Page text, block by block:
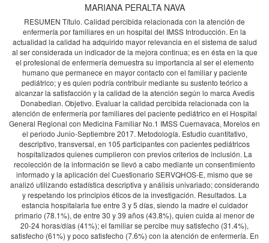
MARIANA PERALTA NAVA
RESUMEN Título. Calidad percibida relacionada con la atención de
enfermería por familiares en un hospital del IMSS Introducción. En la
actualidad la calidad ha adquirido mayor relevancia en el sistema de salud
al ser considerada un indicador de la mejora continua; es en ésta en la que
el profesional de enfermería demuestra su importancia al ser el elemento
humano que permanece en mayor contacto con el familiar y paciente
pediátrico; y es quien podría contribuir mediante su sustento teórico a
alcanzar la satisfacción y la calidad de la atención según lo marca Avedis
Donabedian. Objetivo. Evaluar la calidad percibida relacionada con la
atención de enfermería por familiares del paciente pediátrico en el Hospital
General Regional con Medicina Familiar No.1 IMSS Cuernavaca, Morelos en
el periodo Junio-Septiembre 2017. Metodología. Estudio cuantitativo,
descriptivo, transversal, en 105 participantes con pacientes pediátricos
hospitalizados quienes cumplieron con previos criterios de inclusión. La
recolección de la información se llevó a cabo mediante un consentimiento
informado y la aplicación del Cuestionario SERVQHOS-E, mismo que se
analizó utilizando estadística descriptiva y análisis univariado; considerando
y respetando los principios éticos de la investigación. Resultados. La
estancia hospitalaria fue entre 3 y 5 días, siendo la madre el cuidador
primario (78.1%), de entre 30 y 39 años (43.8%), quien cuida al menor de
20-24 horas/días (41%); el familiar se percibe muy satisfecho (31.4%),
satisfecho (61%) y poco satisfecho (7.6%) con la atención de enfermería. En